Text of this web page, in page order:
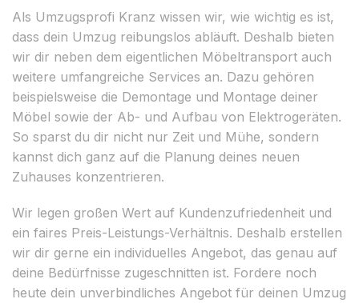
Als Umzugsprofi Kranz wissen wir, wie wichtig es ist,
dass dein Umzug reibungslos abläuft. Deshalb bieten
wir dir neben dem eigentlichen Möbeltransport auch
weitere umfangreiche Services an. Dazu gehören
beispielsweise die Demontage und Montage deiner
Möbel sowie der Ab- und Aufbau von Elektrogeräten.
So sparst du dir nicht nur Zeit und Mühe, sondern
kannst dich ganz auf die Planung deines neuen
Zuhauses konzentrieren.
Wir legen großen Wert auf Kundenzufriedenheit und
ein faires Preis-Leistungs-Verhältnis. Deshalb erstellen
wir dir gerne ein individuelles Angebot, das genau auf
deine Bedürfnisse zugeschnitten ist. Fordere noch
heute dein unverbindliches Angebot für deinen Umzug